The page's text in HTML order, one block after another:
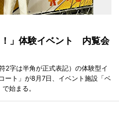
」体験イベント 内覧会
2字は半角が正式表記）の体験型イ
ート」が8月7日、イベント施設「ベ
始まる。